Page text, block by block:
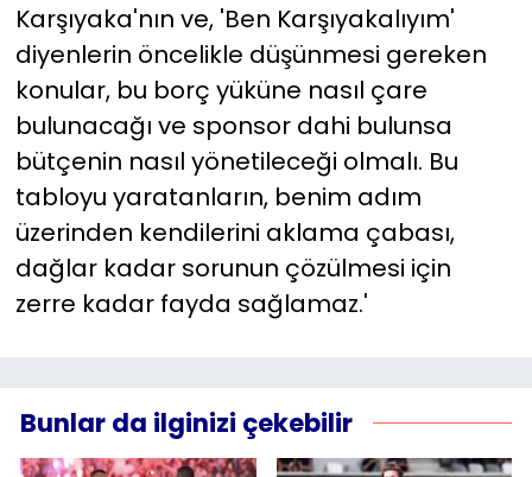
Karşıyaka'nın ve, 'Ben Karşıyakalıyım'
diyenlerin öncelikle düşünmesi gereken
konular, bu borç yüküne nasıl çare
bulunacağı ve sponsor dahi bulunsa
bütçenin nasıl yönetileceği olmalı. Bu
tabloyu yaratanların, benim adım
üzerinden kendilerini aklama çabası,
dağlar kadar sorunun çözülmesi için
zerre kadar fayda sağlamaz.'
Bunlar da ilginizi çekebilir